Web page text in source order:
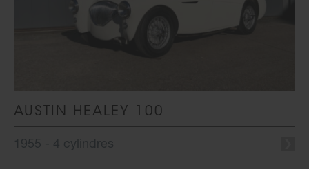
AUSTIN HEALEY 100
1955 - 4 cylindres